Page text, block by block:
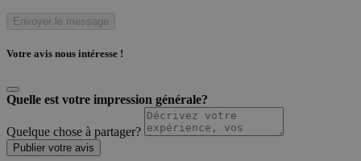
Envoyer le message
Votre avis nous intéresse !
Quelle est votre impression générale?
Quelque chose à partager?
Publier votre avis